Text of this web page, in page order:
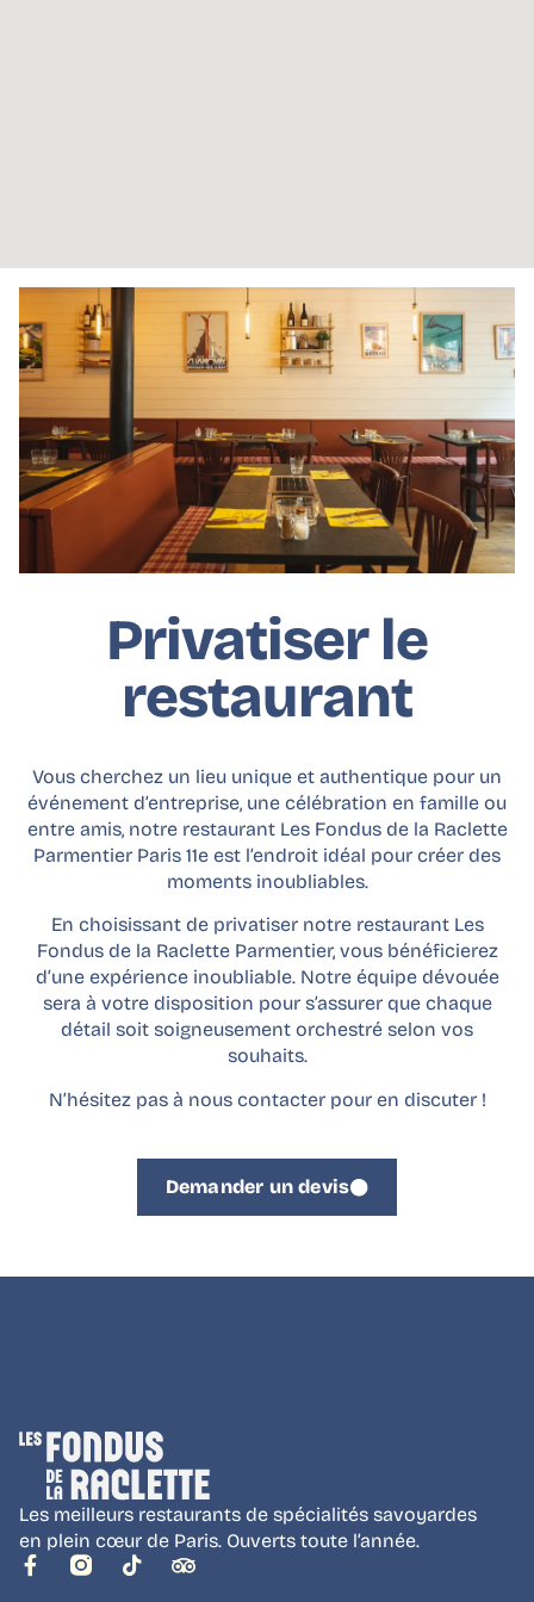
Privatiser le
restaurant
Vous cherchez un lieu unique et authentique pour un
événement d’entreprise, une célébration en famille ou
entre amis, notre restaurant Les Fondus de la Raclette
Parmentier Paris 11e est l’endroit idéal pour créer des
moments inoubliables.
En choisissant de privatiser notre restaurant Les
Fondus de la Raclette Parmentier, vous bénéficierez
d’une expérience inoubliable. Notre équipe dévouée
sera à votre disposition pour s’assurer que chaque
détail soit soigneusement orchestré selon vos
souhaits.
N’hésitez pas à nous contacter pour en discuter !
Demander un devis
Les meilleurs restaurants de spécialités savoyardes
en plein cœur de Paris. Ouverts toute l’année.